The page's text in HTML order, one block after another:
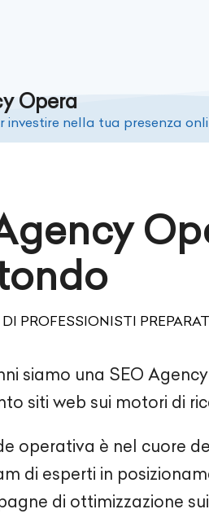
Opera
nella tua presenza
PROFESSIONISTI
siamo una SEO Agency
siti web sui motori di
operativa è nel cuore
di esperti in
di ottimizzazione